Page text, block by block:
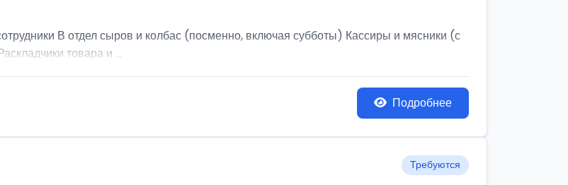
В отдел сыров и колбас (посменно, включая субботы) Кассиры и мясники (с
товара и ...
Подробнее
Требуются